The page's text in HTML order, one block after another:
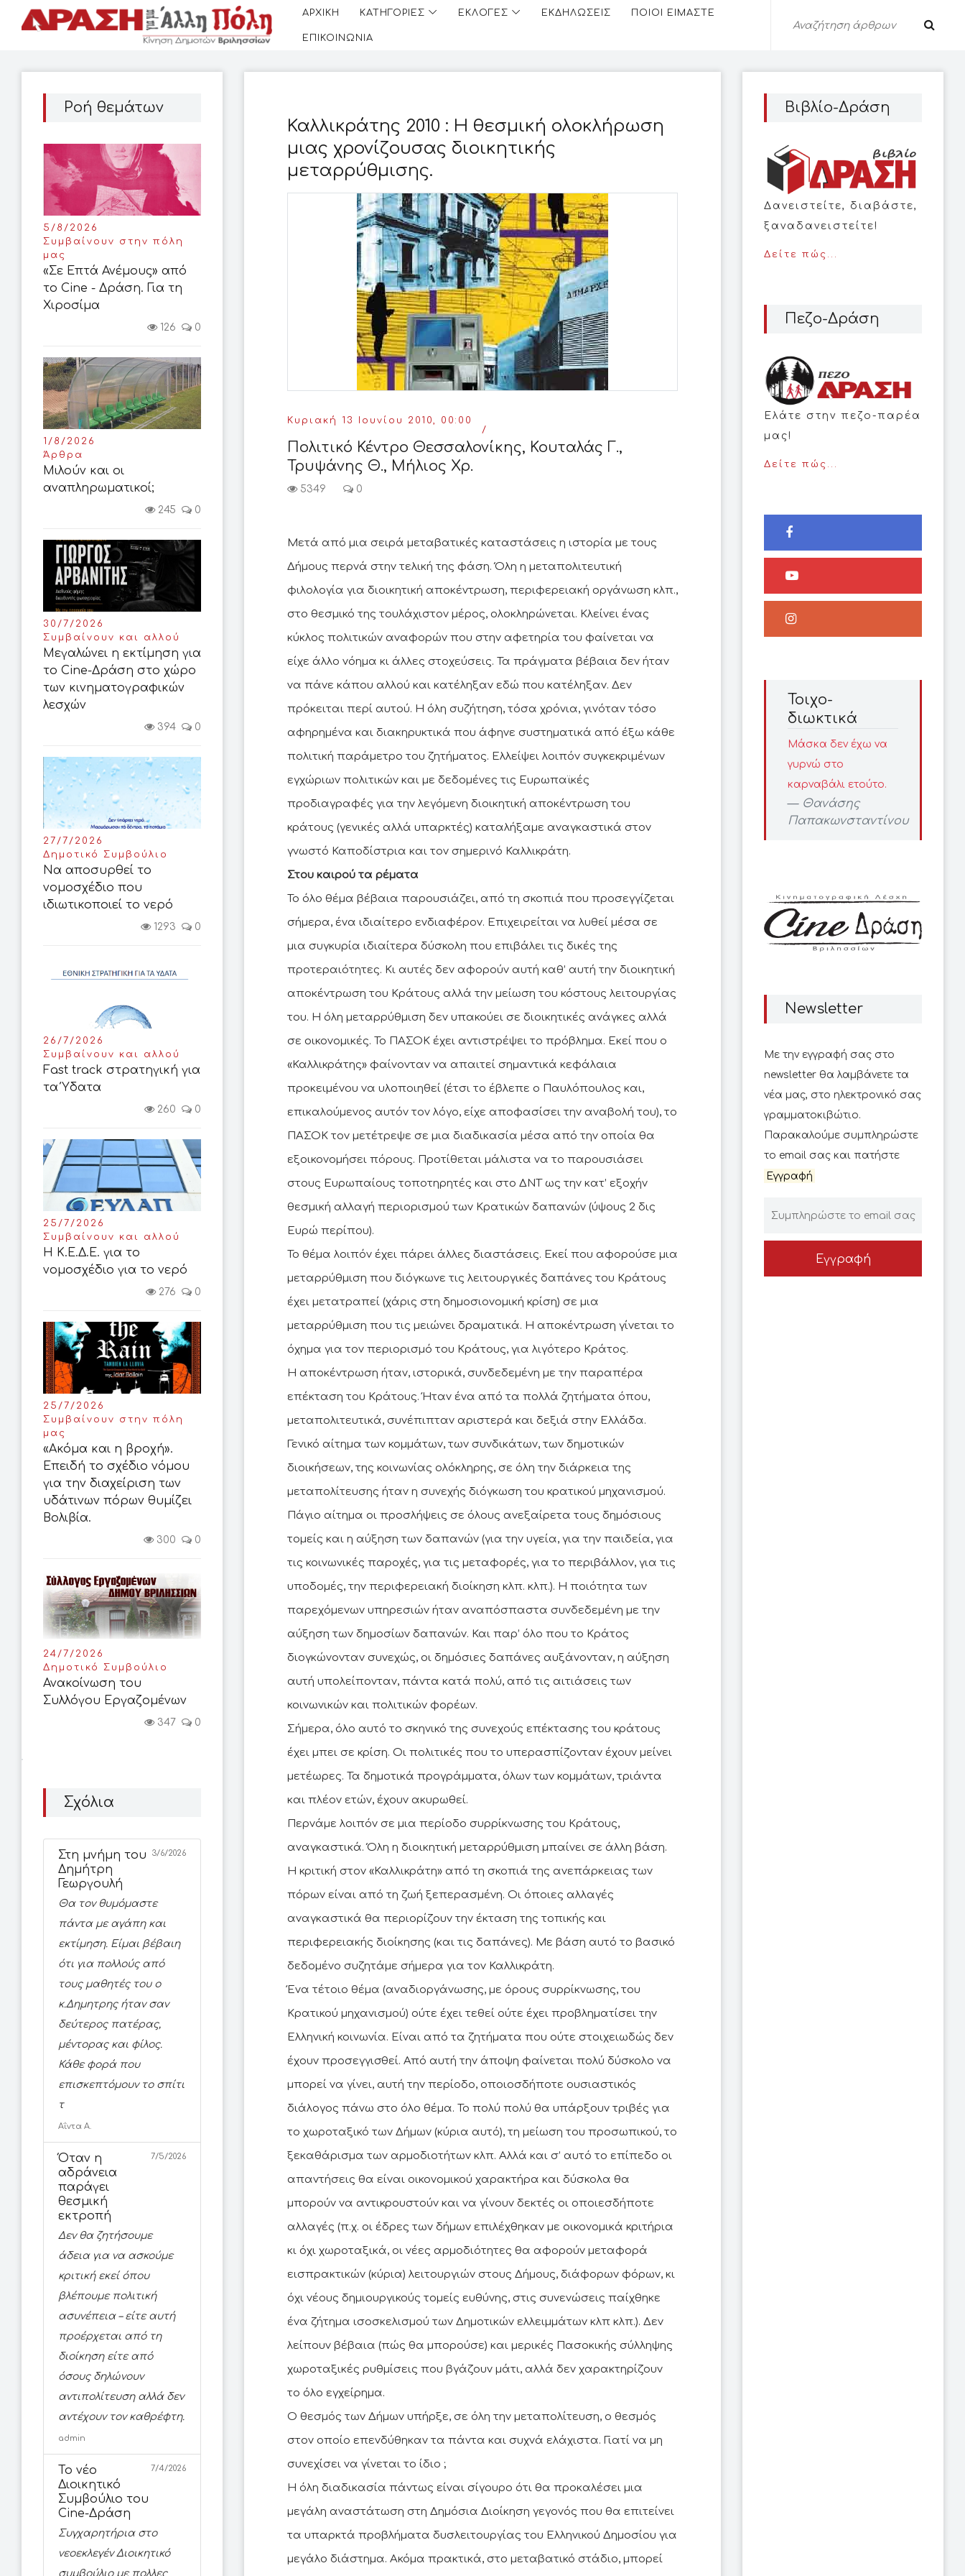
ΑΡΧΙΚΗ ΚΑΤΗΓΟΡΙΕΣ ΕΚΛΟΓΕΣ ΕΚΔΗΛΩΣΕΙΣ ΠΟΙΟΙ ΕΙΜΑΣΤΕ
ΕΠΙΚΟΙΝΩΝΙΑ
Ροή θεμάτων
5/8/2026
Συμβαίνουν στην πόλη
μας
«Σε Επτά Ανέμους» από
το Cine - Δράση. Για τη
Χιροσίμα
126 0
1/8/2026
Άρθρα
Μιλούν και οι
αναπληρωματικοί;
245 0
30/7/2026
Συμβαίνουν και αλλού
Μεγαλώνει η εκτίμηση για
το Cine-Δράση στο χώρο
των κινηματογραφικών
λεσχών
394 0
27/7/2026
Δημοτικό Συμβούλιο
Να αποσυρθεί το
νομοσχέδιο που
ιδιωτικοποιεί το νερό
1293 0
26/7/2026
Συμβαίνουν και αλλού
Fast track στρατηγική για
τα Ύδατα
260 0
25/7/2026
Συμβαίνουν και αλλού
Η Κ.Ε.Δ.Ε. για το
νομοσχέδιο για το νερό
276 0
25/7/2026
Συμβαίνουν στην πόλη
μας
«Ακόμα και η βροχή».
Επειδή το σχέδιο νόμου
για την διαχείριση των
υδάτινων πόρων θυμίζει
Βολιβία.
300 0
24/7/2026
Δημοτικό Συμβούλιο
Ανακοίνωση του
Συλλόγου Εργαζομένων
347 0
Σχόλια
Στη μνήμη του
Δημήτρη
Γεωργουλή
3/6/2026
Θα τον θυμόμαστε
πάντα με αγάπη και
εκτίμηση. Είμαι βέβαιη
ότι για πολλούς από
τους μαθητές του ο
κ.Δημητρης ήταν σαν
δεύτερος πατέρας,
μέντορας και φίλος.
Κάθε φορά που
επισκεπτόμουν το σπίτι
τ
Αΐντα Α.
Όταν η
αδράνεια
παράγει
θεσμική
εκτροπή
7/5/2026
Δεν θα ζητήσουμε
άδεια για να ασκούμε
κριτική εκεί όπου
βλέπουμε πολιτική
ασυνέπεια – είτε αυτή
προέρχεται από τη
διοίκηση είτε από
όσους δηλώνουν
αντιπολίτευση αλλά δεν
αντέχουν τον καθρέφτη.
admin
Το νέο
Διοικητικό
Συμβούλιο του
Cine-Δράση
7/4/2026
Συγχαρητήρια στο
νεοεκλεγέν Διοικητικό
συμβούλιο με πολλες
Καλλικράτης 2010 : Η θεσμική ολοκλήρωση
μιας χρονίζουσας διοικητικής
μεταρρύθμισης.
Κυριακή 13 Ιουνίου 2010, 00:00
Πολιτικό Κέντρο Θεσσαλονίκης, Κουταλάς Γ.,
Τρυψάνης Θ., Μήλιος Χρ.
5349 0
Μετά από μια σειρά μεταβατικές καταστάσεις η ιστορία με τους
Δήμους περνά στην τελική της φάση. Όλη η μεταπολιτευτική
φιλολογία για διοικητική αποκέντρωση, περιφερειακή οργάνωση κλπ.,
στο θεσμικό της τουλάχιστον μέρος, ολοκληρώνεται. Κλείνει ένας
κύκλος πολιτικών αναφορών που στην αφετηρία του φαίνεται να
είχε άλλο νόημα κι άλλες στοχεύσεις. Τα πράγματα βέβαια δεν ήταν
να πάνε κάπου αλλού και κατέληξαν εδώ που κατέληξαν. Δεν
πρόκειται περί αυτού. Η όλη συζήτηση, τόσα χρόνια, γινόταν τόσο
αφηρημένα και διακηρυκτικά που άφηνε συστηματικά από έξω κάθε
πολιτική παράμετρο του ζητήματος. Ελλείψει λοιπόν συγκεκριμένων
εγχώριων πολιτικών και με δεδομένες τις Ευρωπαϊκές
προδιαγραφές για την λεγόμενη διοικητική αποκέντρωση του
κράτους (γενικές αλλά υπαρκτές) καταλήξαμε αναγκαστικά στον
Στου καιρού τα ρέματα
Το όλο θέμα βέβαια παρουσιάζει, από τη σκοπιά που προσεγγίζεται
σήμερα, ένα ιδιαίτερο ενδιαφέρον. Επιχειρείται να λυθεί μέσα σε
μια συγκυρία ιδιαίτερα δύσκολη που επιβάλει τις δικές της
προτεραιότητες. Κι αυτές δεν αφορούν αυτή καθ’ αυτή την διοικητική
αποκέντρωση του Κράτους αλλά την μείωση του κόστους λειτουργίας
του. Η όλη μεταρρύθμιση δεν υπακούει σε διοικητικές ανάγκες αλλά
σε οικονομικές. Το ΠΑΣΟΚ έχει αντιστρέψει το πρόβλημα. Εκεί που ο
«Καλλικράτης» φαίνονταν να απαιτεί σημαντικά κεφάλαια
προκειμένου να υλοποιηθεί (έτσι το έβλεπε ο Παυλόπουλος και,
επικαλούμενος αυτόν τον λόγο, είχε αποφασίσει την αναβολή του), το
ΠΑΣΟΚ τον μετέτρεψε σε μια διαδικασία μέσα από την οποία θα
εξοικονομήσει πόρους. Προτίθεται μάλιστα να το παρουσιάσει
στους Ευρωπαίους τοποτηρητές και στο ΔΝΤ ως την κατ’ εξοχήν
θεσμική αλλαγή περιορισμού των Κρατικών δαπανών (ύψους 2 δις
Ευρώ περίπου).
Το θέμα λοιπόν έχει πάρει άλλες διαστάσεις. Εκεί που αφορούσε μια
μεταρρύθμιση που διόγκωνε τις λειτουργικές δαπάνες του Κράτους
έχει μετατραπεί (χάρις στη δημοσιονομική κρίση) σε μια
μεταρρύθμιση που τις μειώνει δραματικά. Η αποκέντρωση γίνεται το
όχημα για τον περιορισμό του Κράτους, για λιγότερο Κράτος.
Η αποκέντρωση ήταν, ιστορικά, συνδεδεμένη με την παραπέρα
επέκταση του Κράτους. Ήταν ένα από τα πολλά ζητήματα όπου,
μεταπολιτευτικά, συνέπιπταν αριστερά και δεξιά στην Ελλάδα.
Γενικό αίτημα των κομμάτων, των συνδικάτων, των δημοτικών
διοικήσεων, της κοινωνίας ολόκληρης, σε όλη την διάρκεια της
μεταπολίτευσης ήταν η συνεχής διόγκωση του κρατικού μηχανισμού.
Πάγιο αίτημα οι προσλήψεις σε όλους ανεξαίρετα τους δημόσιους
τομείς και η αύξηση των δαπανών (για την υγεία, για την παιδεία, για
τις κοινωνικές παροχές, για τις μεταφορές, για το περιβάλλον, για τις
υποδομές, την περιφερειακή διοίκηση κλπ. κλπ.). Η ποιότητα των
παρεχόμενων υπηρεσιών ήταν αναπόσπαστα συνδεδεμένη με την
αύξηση των δημοσίων δαπανών. Και παρ’ όλο που το Κράτος
διογκώνονταν συνεχώς, οι δημόσιες δαπάνες αυξάνονταν, η αύξηση
αυτή υπολείπονταν, πάντα κατά πολύ, από τις αιτιάσεις των
κοινωνικών και πολιτικών φορέων.
Σήμερα, όλο αυτό το σκηνικό της συνεχούς επέκτασης του κράτους
έχει μπει σε κρίση. Οι πολιτικές που το υπερασπίζονταν έχουν μείνει
μετέωρες. Τα δημοτικά προγράμματα, όλων των κομμάτων, τριάντα
και πλέον ετών, έχουν ακυρωθεί.
Περνάμε λοιπόν σε μια περίοδο συρρίκνωσης του Κράτους,
αναγκαστικά. Όλη η διοικητική μεταρρύθμιση μπαίνει σε άλλη βάση.
Η κριτική στον «Καλλικράτη» από τη σκοπιά της ανεπάρκειας των
πόρων είναι από τη ζωή ξεπερασμένη. Οι όποιες αλλαγές
αναγκαστικά θα περιορίζουν την έκταση της τοπικής και
περιφερειακής διοίκησης (και τις δαπάνες). Με βάση αυτό το βασικό
δεδομένο συζητάμε σήμερα για τον Καλλικράτη.
Ένα τέτοιο θέμα (αναδιοργάνωσης, με όρους συρρίκνωσης, του
Κρατικού μηχανισμού) ούτε έχει τεθεί ούτε έχει προβληματίσει την
Ελληνική κοινωνία. Είναι από τα ζητήματα που ούτε στοιχειωδώς δεν
έχουν προσεγγισθεί. Από αυτή την άποψη φαίνεται πολύ δύσκολο να
μπορεί να γίνει, αυτή την περίοδο, οποιοσδήποτε ουσιαστικός
διάλογος πάνω στο όλο θέμα. Το πολύ πολύ θα υπάρξουν τριβές για
το χωροταξικό των Δήμων (κύρια αυτό), τη μείωση του προσωπικού, το
ξεκαθάρισμα των αρμοδιοτήτων κλπ. Αλλά και σ’ αυτό το επίπεδο οι
απαντήσεις θα είναι οικονομικού χαρακτήρα και δύσκολα θα
μπορούν να αντικρουστούν και να γίνουν δεκτές οι οποιεσδήποτε
αλλαγές (π.χ. οι έδρες των δήμων επιλέχθηκαν με οικονομικά κριτήρια
κι όχι χωροταξικά, οι νέες αρμοδιότητες θα αφορούν μεταφορά
εισπρακτικών (κύρια) λειτουργιών στους Δήμους, διάφορων φόρων, κι
όχι νέους δημιουργικούς τομείς ευθύνης, στις συνενώσεις παίχθηκε
ένα ζήτημα ισοσκελισμού των Δημοτικών ελλειμμάτων κλπ κλπ.). Δεν
λείπουν βέβαια (πώς θα μπορούσε) και μερικές Πασοκικής σύλληψης
χωροταξικές ρυθμίσεις που βγάζουν μάτι, αλλά δεν χαρακτηρίζουν
το όλο εγχείρημα.
Ο θεσμός των Δήμων υπήρξε, σε όλη την μεταπολίτευση, ο θεσμός
στον οποίο επενδύθηκαν τα πάντα και συχνά ελάχιστα. Γιατί να μη
συνεχίσει να γίνεται το ίδιο ;
Η όλη διαδικασία πάντως είναι σίγουρο ότι θα προκαλέσει μια
μεγάλη αναστάτωση στη Δημόσια Διοίκηση γεγονός που θα επιτείνει
τα υπαρκτά προβλήματα δυσλειτουργίας του Ελληνικού Δημοσίου για
μεγάλο διάστημα. Ακόμα πρακτικά, στο μεταβατικό στάδιο, μπορεί
Βιβλίο-Δράση
Δανειστείτε, διαβάστε,
ξαναδανειστείτε!
Δείτε πώς...
Πεζο-Δράση
Ελάτε στην πεζο-παρέα
μας!
Δείτε πώς...
Τοιχο-
διωκτικά
Μάσκα δεν έχω να
γυρνώ στο
καρναβάλι ετούτο.
Θανάσης
Παπακωνσταντίνου
Newsletter
Με την εγγραφή σας στο
newsletter θα λαμβάνετε τα
νέα μας, στο ηλεκτρονικό σας
γραμματοκιβώτιο.
Παρακαλούμε συμπληρώστε
το email σας και πατήστε
Εγγραφή
Εγγραφή